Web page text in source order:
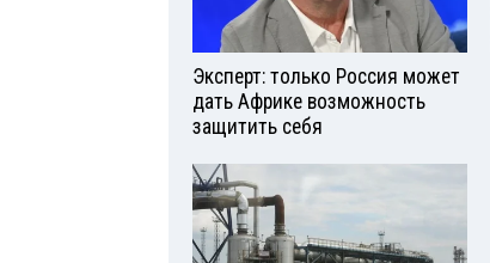
Эксперт: только Россия может
дать Африке возможность
защитить себя